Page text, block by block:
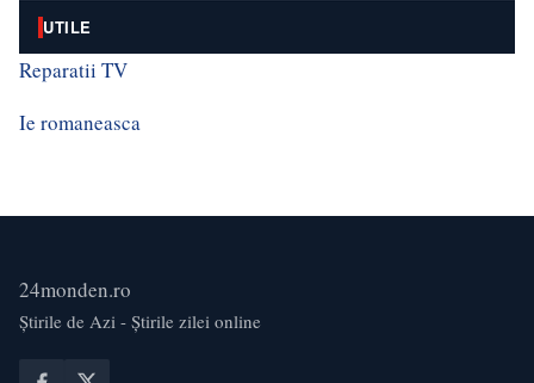
UTILE
Reparatii TV
Ie romaneasca
24monden.ro
Știrile de Azi - Știrile zilei online